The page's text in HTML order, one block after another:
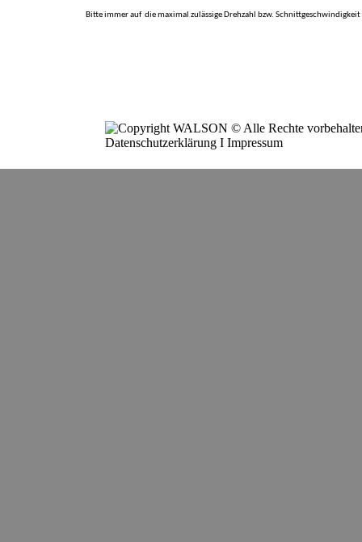
Bitte immer auf die maximal zulässige Drehzahl bzw.